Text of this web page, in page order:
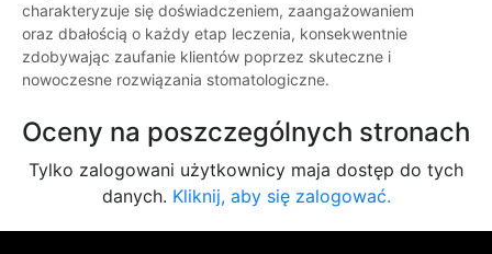
charakteryzuje się doświadczeniem, zaangażowaniem
oraz dbałością o każdy etap leczenia, konsekwentnie
zdobywając zaufanie klientów poprzez skuteczne i
nowoczesne rozwiązania stomatologiczne.
Oceny na poszczególnych stronach
Tylko zalogowani użytkownicy maja dostęp do tych
danych. Kliknij, aby się zalogować.